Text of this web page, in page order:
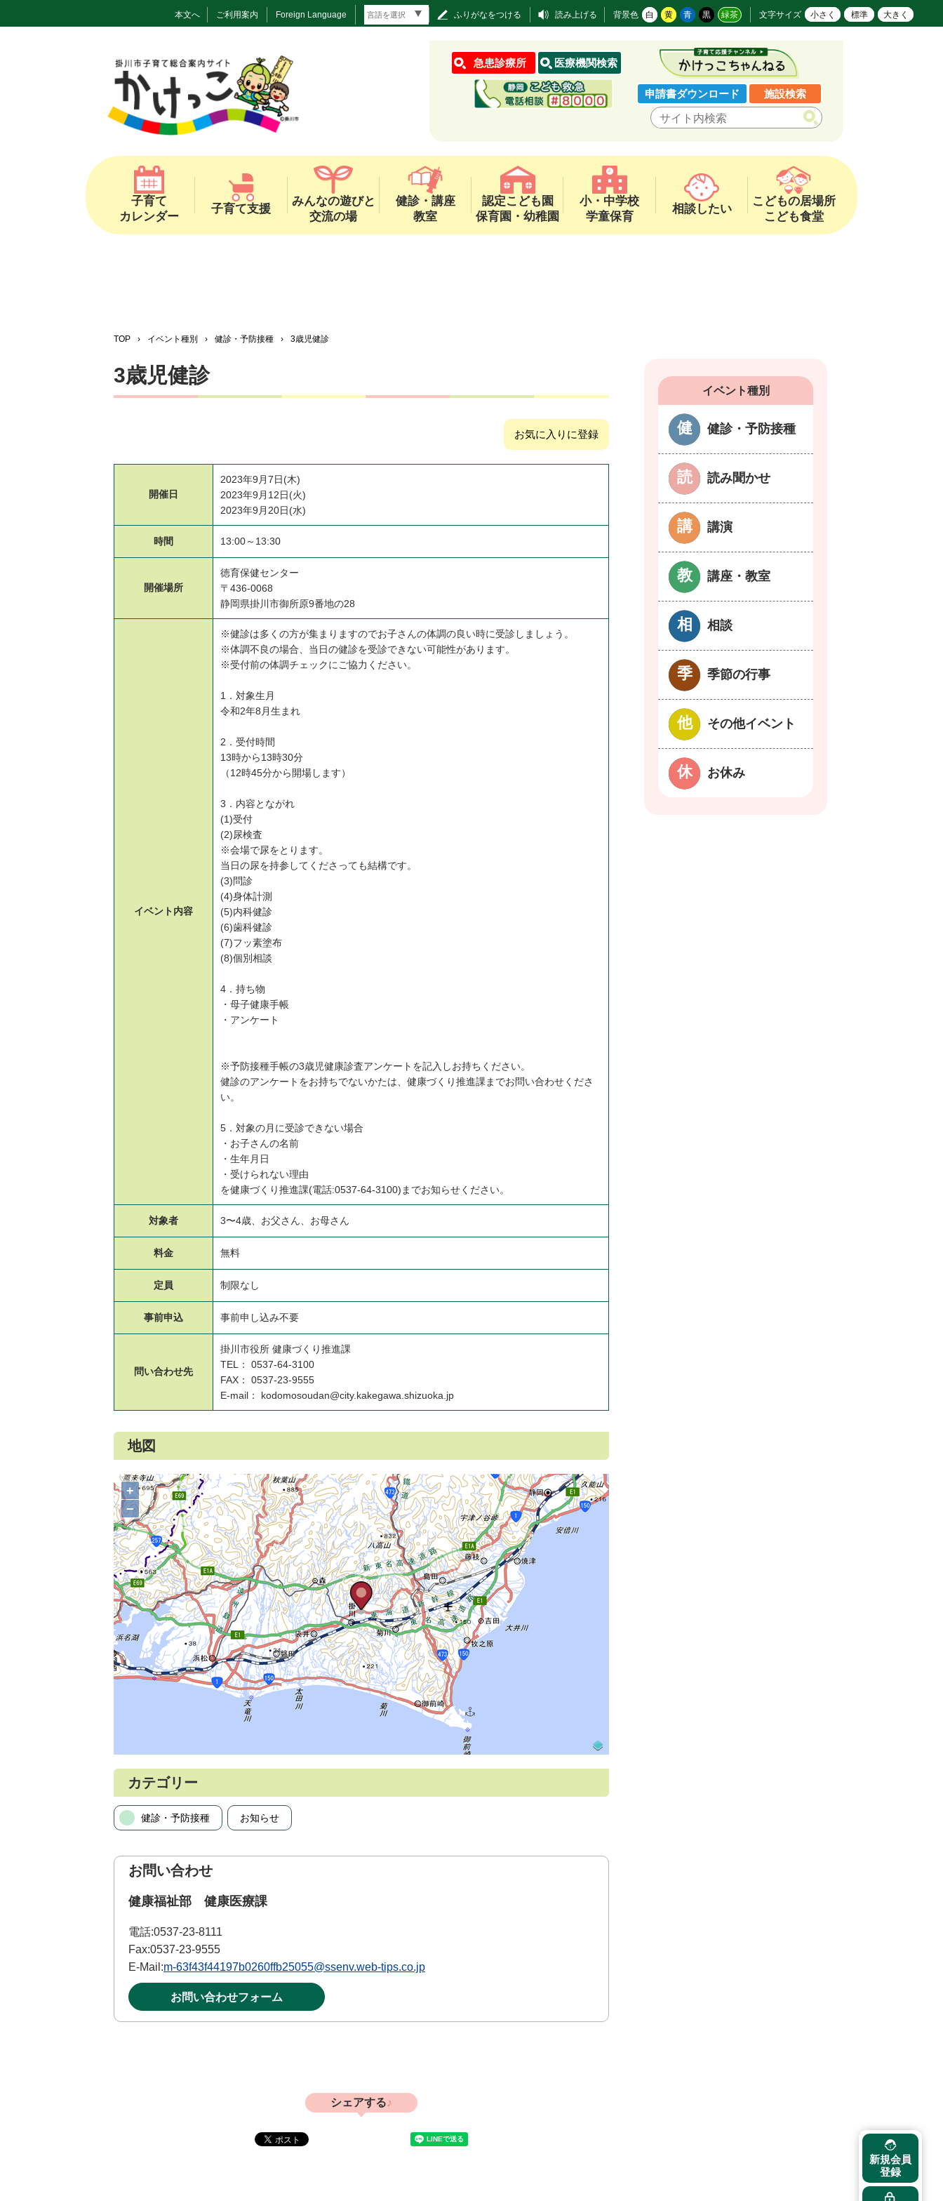
本文へ ご利用案内 Foreign Language ふりがなをつける 読み上げる 背景色 白 黄 青 黒 緑茶 文字サイズ 小さく 標準 大きく
急患診療所 医療機関検索
申請書ダウンロード 施設検索
子育て
カレンダー
子育て支援
みんなの遊びと
交流の場
健診・講座
教室
認定こども園
保育園・幼稚園
小・中学校
学童保育
相談したい
こどもの居場所
こども食堂
TOP › イベント種別 › 健診・予防接種 › 3歳児健診
3歳児健診
お気に入りに登録
開催日
2023年9月7日(木)
2023年9月12日(火)
2023年9月20日(水)
時間 13:00～13:30
開催場所
徳育保健センター
〒436-0068
静岡県掛川市御所原9番地の28
イベント 内容
※健診は多くの方が集まりますのでお子さんの体調の良い時に受診しましょう。
※体調不良の場合、当日の健診を受診できない可能性があります。
※受付前の体調チェックにご協力ください。
1．対象生月
令和2年8月生まれ
2．受付時間
13時から13時30分
（12時45分から開場します）
3．内容とながれ
(1)受付
(2)尿検査
※会場で尿をとります。
当日の尿を持参してくださっても結構です。
(3)問診
(4)身体計測
(5)内科健診
(6)歯科健診
(7)フッ素塗布
(8)個別相談
4．持ち物
・母子健康手帳
・アンケート
※予防接種手帳の3歳児健康診査アンケートを記入しお持ちください。
健診のアンケートをお持ちでないかたは、健康づくり推進課までお問い合わせくださ
い。
5．対象の月に受診できない場合
・お子さんの名前
・生年月日
・受けられない理由
を健康づくり推進課(電話:0537-64-3100)までお知らせください。
対象者 3〜4歳、お父さん、お母さん
料金 無料
定員 制限なし
事前申込 事前申し込み不要
問い合わせ先
掛川市役所 健康づくり推進課
TEL： 0537-64-3100
FAX： 0537-23-9555
E-mail： kodomosoudan@city.kakegawa.shizuoka.jp
地図
+
−
カテゴリー
健診・予防接種 お知らせ
お問い合わせ
健康福祉部 健康医療課
電話:0537-23-8111
Fax:0537-23-9555
E-Mail:m-63f43f44197b0260ffb25055@ssenv.web-tips.co.jp
お問い合わせフォーム
シェアする
イベント種別
健診・予防接種
読み聞かせ
講演
講座・教室
相談
季節の行事
その他イベント
お休み
新規会員
登録